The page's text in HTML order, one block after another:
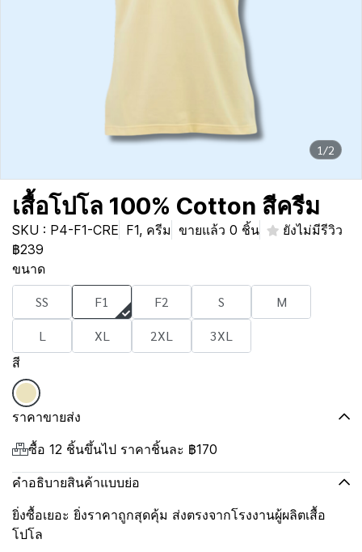
1/2
เสื้อโปโล 100% Cotton สีครีม
SKU : P4-F1-CRE F1, ครีม ขายแล้ว 0 ชิ้น
ยังไม่มีรีวิว
฿239
ขนาด
SS F1 F2 S
M
L
XL 2XL 3XL
สี
ราคาขายส่ง
ซื้อ 12 ชิ้นขึ้นไป ราคาชิ้นละ ฿170
คำอธิบายสินค้าแบบย่อ
ยิ่งซื้อเยอะ ยิ่งราคาถูกสุดคุ้ม ส่งตรงจากโรงงานผู้ผลิตเสื้อ
โปโล